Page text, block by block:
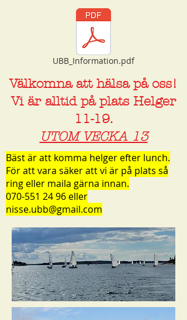
UBB_Information.pdf
Välkomna att hälsa på oss!
Vi är alltid på plats Helger
11-19.
UTOM VECKA 13
Bäst är att komma helger efter lunch.
För att vara säker att vi är på plats så
ring eller maila gärna innan.
070-551 24 96 eller
nisse.ubb@gmail.com